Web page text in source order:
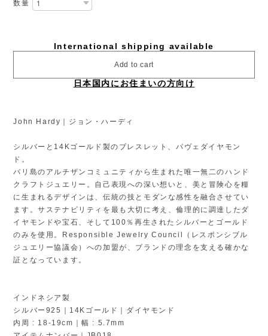
数量
International shipping available
Add to cart
日本国内にお住まいの方向け
John Hardy｜ジョン・ハーディ
シルバーと14Kゴールド製のブレスレット、パヴェダイヤモン
ド。
バリ島のアルチザンコミュニティから生まれた唯一無二のハンド
クラフトジュエリー。自己表現への深い想いと、美と冒険心を糧
に生まれるデザインは、伝統の技とモダンな感性を融合させてい
ます。サステナビリティを最も大切に考え、倫理的に調達したダ
イヤモンドや宝石、そして100％再生されたシルバーとゴールド
のみを使用。Responsible Jewelry Council（レスポンシブル
ジュエリー協議会）への加盟が、ブランドの理念を支える確かな
証となっています。
インドネシア製
シルバー925｜14Kゴールド｜ダイヤモンド
内周 : 18-19cm｜幅 : 5.7mm